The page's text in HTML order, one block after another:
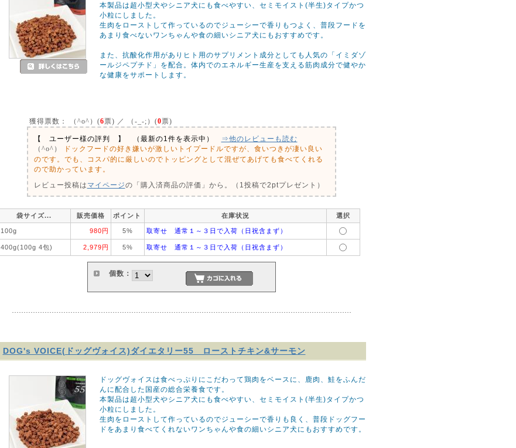
本製品は超小型犬やシニア犬にも食べやすい、セミモイスト(半生)タイプかつ
小粒にしました。
生肉をローストして作っているのでジューシーで香りもつよく、普段フードを
あまり食べないワンちゃんや食の細いシニア犬にもおすすめです。
また、抗酸化作用がありヒト用のサプリメント成分としても人気の「イミダゾ
ールジペプチド」を配合。体内でのエネルギー生産を支える筋肉成分で健やか
な健康をサポートします。
獲得票数： （^o^）(6票) ／ （-_-;）(0票)
【 ユーザー様の評判 】 （最新の1件を表示中）
⇒他のレビューも読む
（^o^）
ドックフードの好き嫌いが激しいトイプードルですが、食いつきが凄い良い
のです。でも、コスパ的に厳しいのでトッピングとして混ぜてあげても食べてくれる
ので助かっています。
レビュー投稿は マイページの「購入済商品の評価」から。（1投稿で2ptプレゼント）
袋サイズ... 販売価格 ポイント 在庫状況 選択
100g 980円 5% 取寄せ 通常１～３日で入荷（日祝含まず）
400g(100g 4包) 2,979円 5% 取寄せ 通常１～３日で入荷（日祝含まず）
個数：
DOG's VOICE(ドッグヴォイス)ダイエタリー55 ローストチキン&サーモン
ドッグヴォイスは食べっぷりにこだわって鶏肉をベースに、鹿肉、鮭をふんだ
んに配合した国産の総合栄養食です。
本製品は超小型犬やシニア犬にも食べやすい、セミモイスト(半生)タイプかつ
小粒にしました。
生肉をローストして作っているのでジューシーで香りも良く、普段ドッグフー
ドをあまり食べてくれないワンちゃんや食の細いシニア犬にもおすすめです。